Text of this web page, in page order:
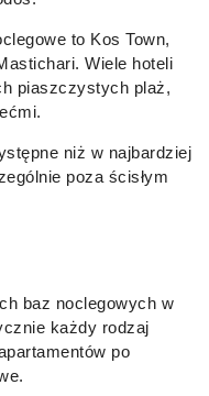
to Kos Town,
Wiele hoteli
piaszczystych plaż,
niż w najbardziej
poza ścisłym
baz noclegowych w
każdy rodzaj
po